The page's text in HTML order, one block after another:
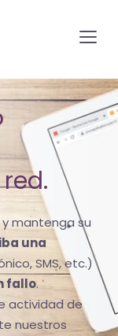
y mantenga su
una
SMS, etc.)
fallo.
actividad de
nuestros